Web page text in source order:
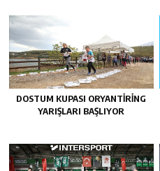
DOSTUM KUPASI ORYANTIRING
YARIŞLARI BAŞLIYOR